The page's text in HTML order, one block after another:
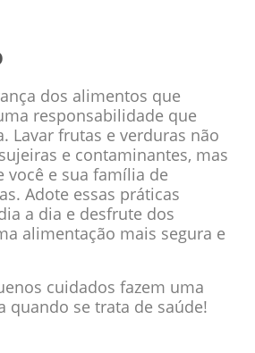
dos alimentos que
responsabilidade que
Lavar frutas e verduras não
e contaminantes, mas
você e sua família de
Adote essas práticas
a dia e desfrute dos
alimentação mais segura e
cuidados fazem uma
quando se trata de saúde!